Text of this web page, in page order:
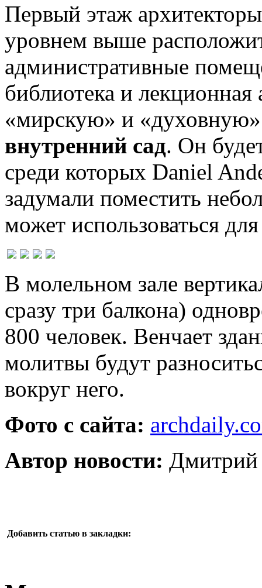
Первый этаж
уровнем выше
административные
библиотека и лекционная
«мирскую» и «духовную»
внутренний сад. Он
среди которых Daniel
задумали поместить
может использоваться
В молельном зале
сразу три балкона)
800 человек. Венчает
молитвы будут
вокруг него.
Фото с сайта:
Автор новости: Дмитрий
Добавить статью в закладки: